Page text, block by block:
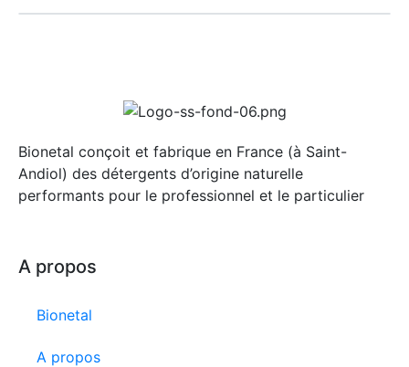
22 avis
Bionetal conçoit et fabrique en France (à Saint-
Andiol) des détergents d’origine naturelle
performants pour le professionnel et le particulier
A propos
Bionetal
A propos